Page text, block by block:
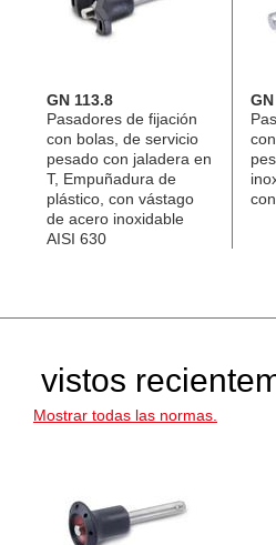
GN 113.8
Pasadores de fijación
con bolas, de servicio
pesado con jaladera en
T, Empuñadura de
plástico, con vástago
de acero inoxidable
AISI 630
vistos
Mostrar todas las normas.